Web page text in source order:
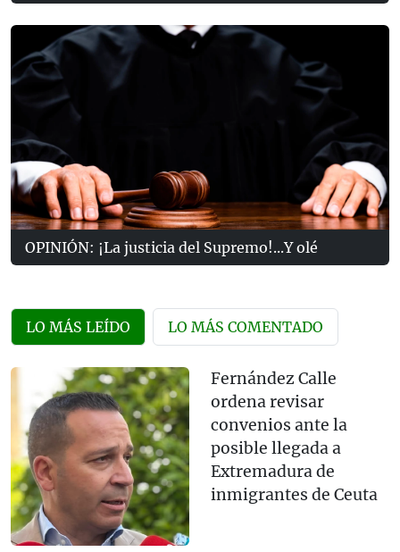
OPINIÓN: ¡La justicia del Supremo!...Y olé
LO MÁS LEÍDO LO MÁS COMENTADO
Fernández Calle
ordena revisar
convenios ante la
posible llegada a
Extremadura de
inmigrantes de Ceuta